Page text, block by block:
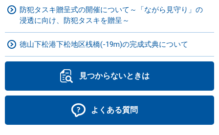
防犯タスキ贈呈式の開催について～「ながら見守り」の
浸透に向け、防犯タスキを贈呈～
徳山下松港下松地区桟橋(-19m)の完成式典について
見つからないときは
よくある質問